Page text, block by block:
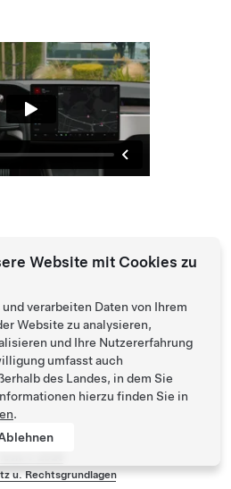
u. Rechtsgrundlagen
Website mit Cookies zu
verarbeiten Daten von Ihrem
Website zu analysieren,
und Ihre Nutzererfahrung
umfasst auch
des Landes, in dem Sie
hierzu finden Sie in
.